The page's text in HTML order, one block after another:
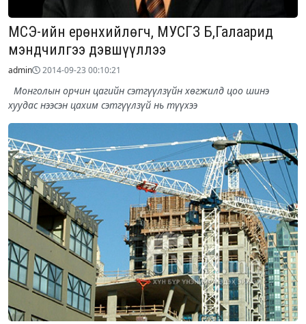
МСЭ-ийн ерөнхийлөгч, МУСГЗ Б,Галаарид
мэндчилгээ дэвшүүллээ
admin 2014-09-23 00:10:21
хуудас нээсэн цахим сэтгүүлзүй нь түүхээ